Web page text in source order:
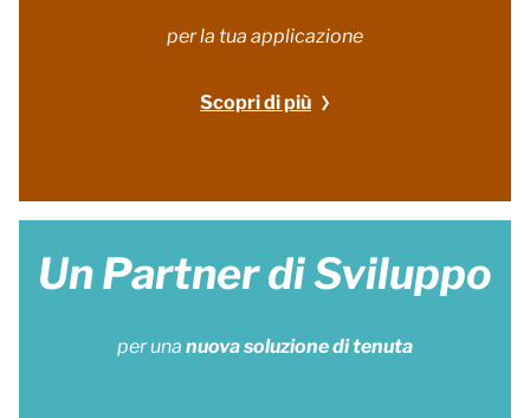
per la tua applicazione
Scopri di più
Un Partner di Sviluppo
per una nuova soluzione di tenuta